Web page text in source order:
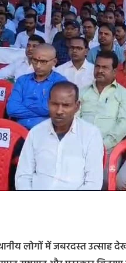
लोगों में जबरदस्त उत्साह